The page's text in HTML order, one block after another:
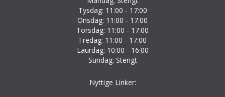
Tysdag: 11:00 - 17:00
Onsdag: 11:00 - 17:00
Torsdag: 11:00 - 17:00
Fredag: 11:00 - 17:00
Laurdag: 10:00 - 16:00
Sundag: Stengt
Nyttige Linker: